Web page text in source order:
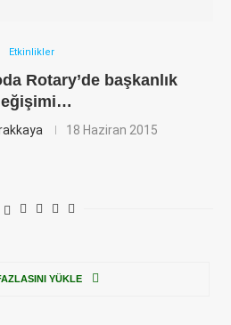
Etkinlikler
Rotary’de başkanlık
18 Haziran 2015
YÜKLE